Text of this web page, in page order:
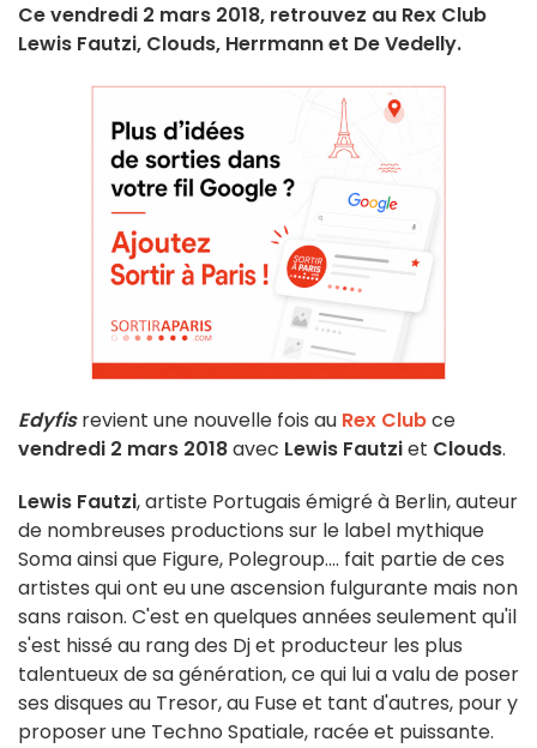
Ce vendredi 2 mars 2018, retrouvez au Rex Club
Lewis Fautzi, Clouds, Herrmann et De Vedelly.
Edyfis revient une nouvelle fois au Rex Clubce
vendredi 2 mars 2018avec Lewis Fautziet Clouds.
Lewis Fautzi, artiste Portugais émigré à Berlin, auteur
de nombreuses productions sur le label mythique
Soma ainsi que Figure, Polegroup.... fait partie de ces
artistes qui ont eu une ascension fulgurante mais non
sans raison. C'est en quelques années seulement qu'il
s'est hissé au rang des Dj et producteur les plus
talentueux de sa génération, ce qui lui a valu de poser
ses disques au Tresor, au Fuse et tant d'autres, pour y
proposer une Techno Spatiale, racée et puissante.